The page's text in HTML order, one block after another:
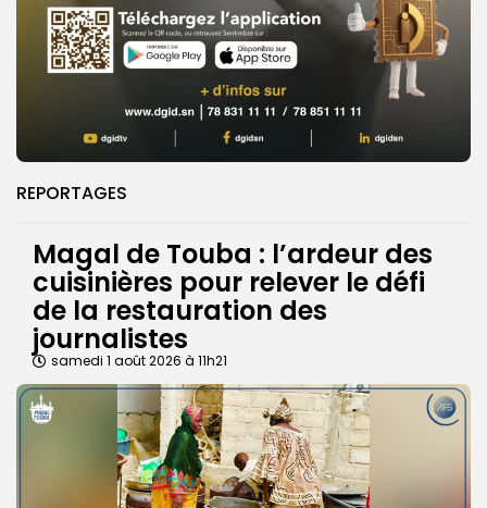
REPORTAGES
Magal de Touba : l’ardeur des
cuisinières pour relever le défi
de la restauration des
journalistes
samedi 1 août 2026 à 11h21